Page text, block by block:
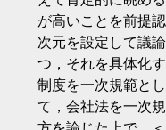
が高いことを前提
次元を設定して議
つ，それを具体化
制度を一次規範と
て，会社法を一次